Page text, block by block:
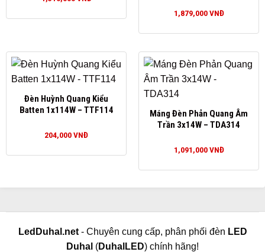
1,879,000VNĐ
Đèn Huỳnh Quang Kiểu
Batten 1x114W – TTF114
204,000VNĐ
Máng Đèn Phản Quang Âm
Trần 3x14W – TDA314
1,091,000VNĐ
LedDuhal.net- Chuyên cung cấp, phân phối đèn LED
Duhal (DuhalLED) chính hãng!